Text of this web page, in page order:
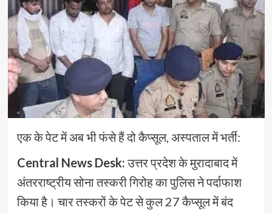
एक के पेट में अब भी फंसे हैं दो कैप्सूल, अस्पताल में भर्ती:
Central News Desk:उत्तर प्रदेश के मुरादाबाद में
अंतरराष्ट्रीय सोना तस्करी गिरोह का पुलिस ने पर्दाफाश
किया है। चार तस्करों के पेट से कुल 27 कैप्सूल में बंद